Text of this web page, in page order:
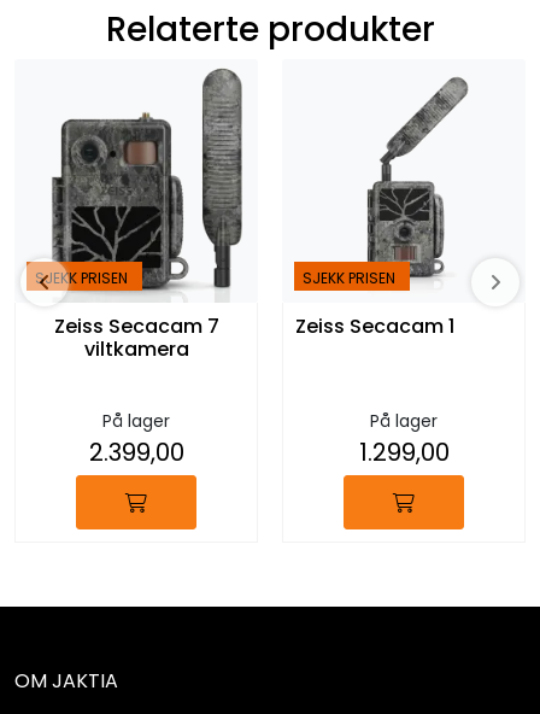
Relaterte produkter
SJEKK PRISEN
Zeiss Secacam 7
viltkamera
På lager
2.399,00
SJEKK PRISEN
Zeiss Secacam 1
På lager
1.299,00
OM JAKTIA